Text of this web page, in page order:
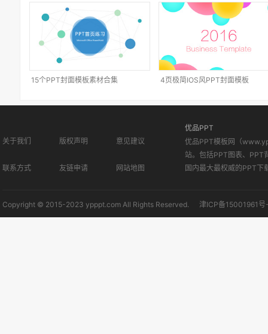
15个PPT封面模板素材合集 4页极简IOS风PPT封面模板
关于我们 版权声明 意见建议
联系方式 友链申请 网站地图
优品PPT
优品PPT模板网（
站。包括PPT图表、PPT
国内最大最权威的PPT下
Copyright © 2015-2023 ypppt.com All Rights Reserved. 津ICP备15001961号